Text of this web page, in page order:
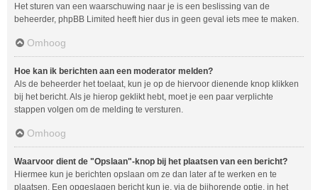
Het sturen van een waarschuwing naar je is een beslissing van de
beheerder, phpBB Limited heeft hier dus in geen geval iets mee te maken.
Omhoog
Hoe kan ik berichten aan een moderator melden?
Als de beheerder het toelaat, kun je op de hiervoor dienende knop klikken
bij het bericht. Als je hierop geklikt hebt, moet je een paar verplichte
stappen volgen om de melding te versturen.
Omhoog
Waarvoor dient de "Opslaan"-knop bij het plaatsen van een bericht?
Hiermee kun je berichten opslaan om ze dan later af te werken en te
plaatsen. Een opgeslagen bericht kun je, via de bijhorende optie, in het